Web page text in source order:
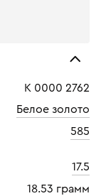
К 0000 2762
Белое золото
585
17.5
18.53 грамм